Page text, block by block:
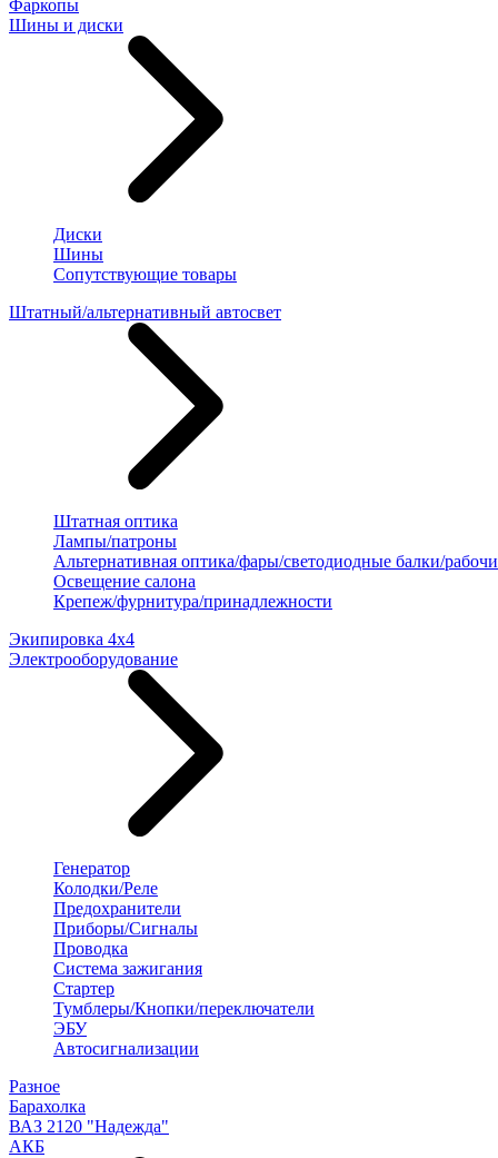
Фаркопы
Шины и диски
Диски
Шины
Сопутствующие товары
Штатный/альтернативный автосвет
Штатная оптика
Лампы/патроны
Альтернативная оптика/фары/светодиодные балки/
Освещение салона
Крепеж/фурнитура/принадлежности
Экипировка 4х4
Электрооборудование
Генератор
Колодки/Реле
Предохранители
Приборы/Сигналы
Проводка
Система зажигания
Стартер
Тумблеры/Кнопки/переключатели
ЭБУ
Автосигнализации
Разное
Барахолка
ВАЗ 2120 "Надежда"
АКБ